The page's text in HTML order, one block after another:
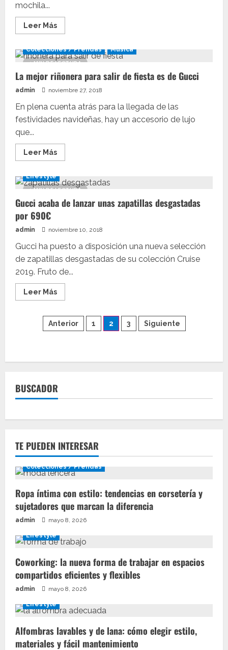
mochila...
Leer MásLeer
más
La
mochila
Print
con
logo
nuevo
objeto
de
culto
1 MIN DE LECTURA
Colecciones / Prendas Música
La mejor riñonera para salir de fiesta es de Gucci
admin noviembre 27, 2018
En plena cuenta atrás para la llegada de las
festividades navideñas, hay un accesorio de lujo
que...
Leer MásLeer
más
La
mejor
para
salir
es
Gucci
1 MIN DE LECTURA
Lifestyle
Gucci acaba de lanzar unas zapatillas desgastadas
por 690€
admin noviembre 10, 2018
Gucci ha puesto a disposición una nueva selección
de zapatillas desgastadas de su colección Cruise
2019. Fruto de...
Leer MásLeer
más
Gucci
acaba
desgastadas
Paginación
entradas
Anterior 1 2 3 Siguiente
BUSCADOR
TE PUEDEN INTERESAR
Colecciones / Prendas
Ropa íntima con estilo: tendencias en corsetería y
sujetadores que marcan la diferencia
admin mayo 8, 2026
Lifestyle
Coworking: la nueva forma de trabajar en espacios
compartidos eficientes y flexibles
admin mayo 8, 2026
Lifestyle
Alfombras lavables y de lana: cómo elegir estilo,
materiales y fácil mantenimiento